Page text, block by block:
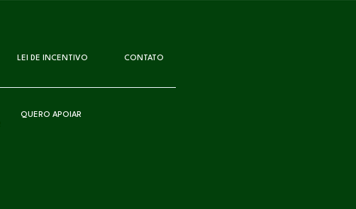
LEI DE INCENTIVO CONTATO
QUERO APOIAR